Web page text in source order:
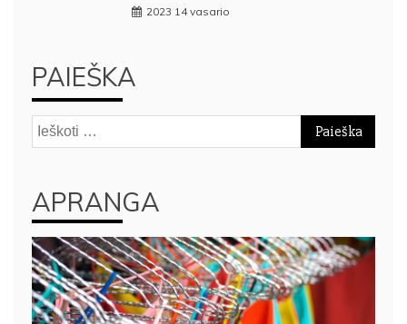
2023 14 vasario
PAIEŠKA
Ieškoti:
APRANGA